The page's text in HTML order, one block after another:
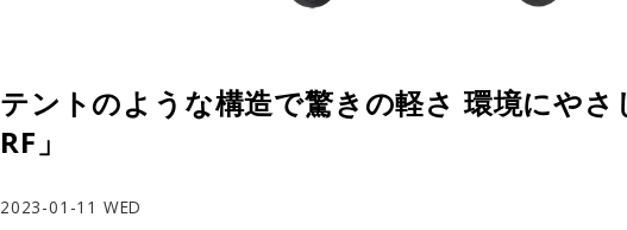
テントのような構造で驚きの軽さ 環境にや
RF」
2023-01-11 WED